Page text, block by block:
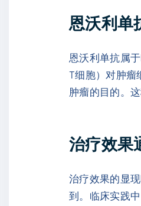
恩沃利单
恩沃利单抗属
T细胞）对肿瘤
肿瘤的目的。
治疗效果
治疗效果的显
到。临床实践